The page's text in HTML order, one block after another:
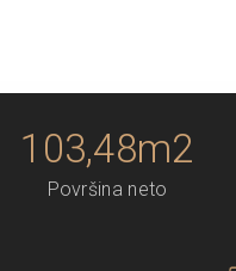
103,48m2
Površina neto